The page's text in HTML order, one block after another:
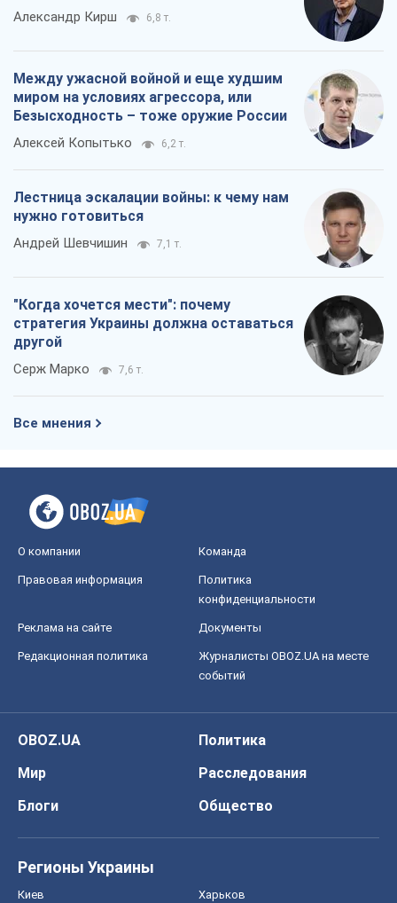
Александр Кирш 6,8 т.
Между ужасной войной и еще худшим
миром на условиях агрессора, или
Безысходность – тоже оружие России
Алексей Копытько 6,2 т.
Лестница эскалации войны: к чему нам
нужно готовиться
Андрей Шевчишин 7,1 т.
"Когда хочется мести": почему
стратегия Украины должна оставаться
другой
Серж Марко 7,6 т.
Все мнения
О компании Команда
Правовая информация
Политика
конфиденциальности
Реклама на сайте Документы
Редакционная политика
Журналисты OBOZ.UA на месте
событий
OBOZ.UA
Политика
Мир
Расследования
Блоги
Общество
Регионы Украины
Киев Харьков